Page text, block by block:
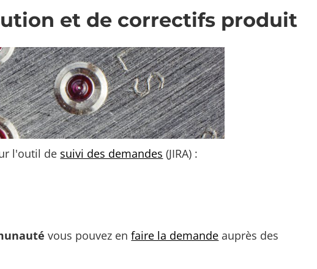
et de correctifs produit
l'outil de suivi des demandes (JIRA) :
vous pouvez enfaire la demande auprès des